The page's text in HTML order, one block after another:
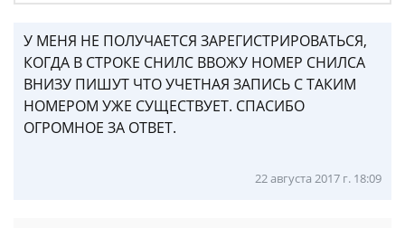
У МЕНЯ НЕ ПОЛУЧАЕТСЯ ЗАРЕГИСТРИРОВАТЬСЯ,
КОГДА В СТРОКЕ СНИЛС ВВОЖУ НОМЕР СНИЛСА
ВНИЗУ ПИШУТ ЧТО УЧЕТНАЯ ЗАПИСЬ С ТАКИМ
НОМЕРОМ УЖЕ СУЩЕСТВУЕТ. СПАСИБО
ОГРОМНОЕ ЗА ОТВЕТ.
22 августа 2017 г. 18:09